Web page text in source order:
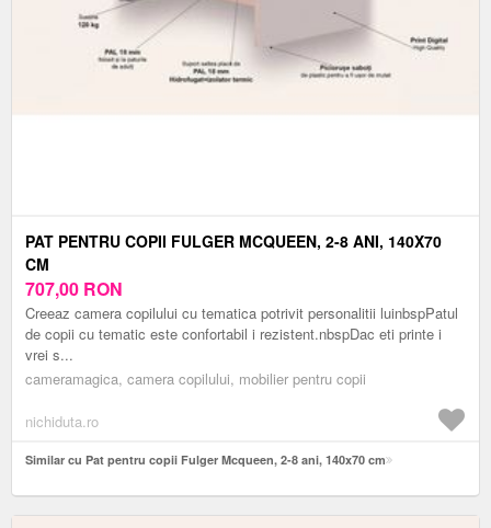
PAT PENTRU COPII FULGER MCQUEEN, 2-8 ANI, 140X70
CM
707,00 RON
Creeaz camera copilului cu tematica potrivit personalitii luinbspPatul
de copii cu tematic este confortabil i rezistent.nbspDac eti printe i
vrei s...
cameramagica, camera copilului, mobilier pentru copii
nichiduta.ro
Similar cu Pat pentru copii Fulger Mcqueen, 2-8 ani, 140x70 cm